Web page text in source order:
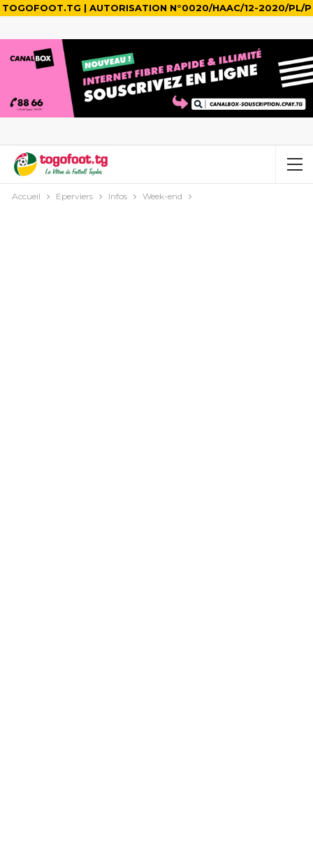
TOGOFOOT.TG | AUTORISATION N°0020/HAAC/12-2020/PL/P
Accueil Eperviers Infos Week-end